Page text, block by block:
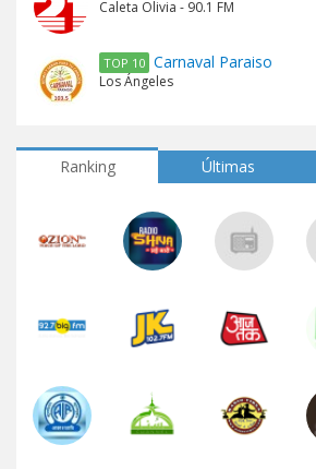
Caleta Olivia - 90.1 FM
TOP 10 Carnaval Paraiso
Los Ángeles
Ranking Últimas